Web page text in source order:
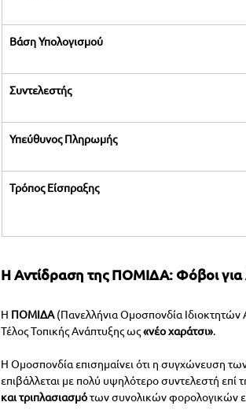
Βάση Υπολογισμού
Συντελεστής
Υπεύθυνος Πληρωμής
Τρόπος Είσπραξης
Η Αντίδραση της ΠΟΜΙΔΑ: Φόβοι
Η ΠΟΜΙΔΑ (Πανελλήνια Ομοσπονδία Ιδιοκτητών
Τέλος Τοπικής Ανάπτυξης ως «νέο χαράτσι».
Η Ομοσπονδία επισημαίνει ότι η συγχώνευση
επιβάλλεται με πολύ υψηλότερο συντελεστή επί
και τριπλασιασμό των συνολικών φορολογικών